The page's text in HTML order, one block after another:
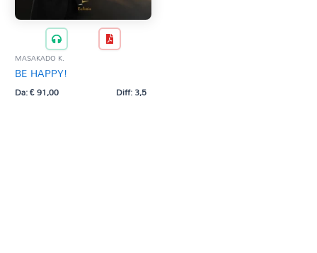
MASAKADO K.
BE HAPPY!
Da:€91,00 Diff: 3,5